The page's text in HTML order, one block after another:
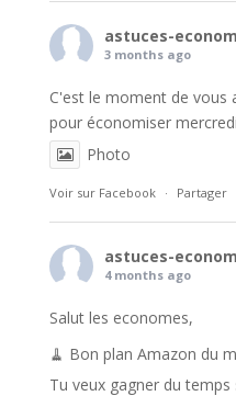
astuces-
3 months ago
C'est le moment de vous
pour économiser mercredi
Photo
Voir sur Facebook · Partager
astuces-
4 months ago
Salut les economes,
🧹 Bon plan Amazon du
Tu veux gagner du temps